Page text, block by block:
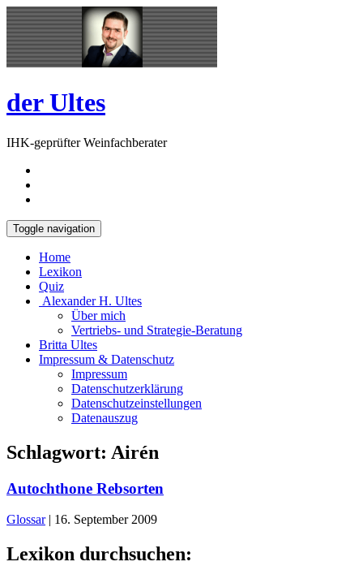
Skip
to
content
Open
Sidebar
der Ultes
IHK-geprüfter Weinfachberater
Toggle navigation
Home
Lexikon
Quiz
Alexander H. Ultes
Über mich
Vertriebs- und Strategie-Beratung
Britta Ultes
Impressum & Datenschutz
Impressum
Datenschutzerklärung
Datenschutzeinstellungen
Datenauszug
Schlagwort: Airén
Autochthone Rebsorten
Glossar | 16. September 2009
Lexikon durchsuchen: